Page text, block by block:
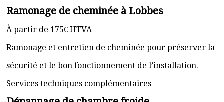
Ramonage de cheminée à Lobbes
À partir de 175€ HTVA
Ramonage et entretien de cheminée pour préserver la
sécurité et le bon fonctionnement de l’installation.
Services techniques complémentaires